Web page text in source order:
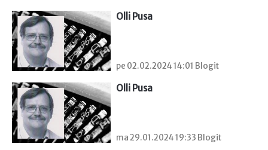
Olli Pusa
pe 02.02.2024 14:01 Blogit
Olli Pusa
ma 29.01.2024 19:33 Blogit